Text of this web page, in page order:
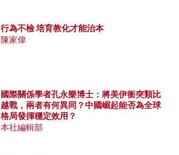
行為不檢 培育教化才能治本
陳家偉
國際關係學者孔永樂博士：將美伊衝突類比
越戰，兩者有何異同？中國崛起能否為全球
格局發揮穩定效用？
本社編輯部